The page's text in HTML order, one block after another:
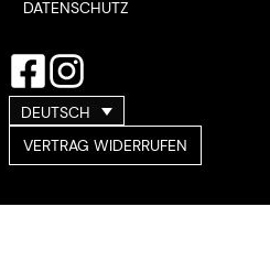
DATENSCHUTZ
DEUTSCH
VERTRAG WIDERRUFEN